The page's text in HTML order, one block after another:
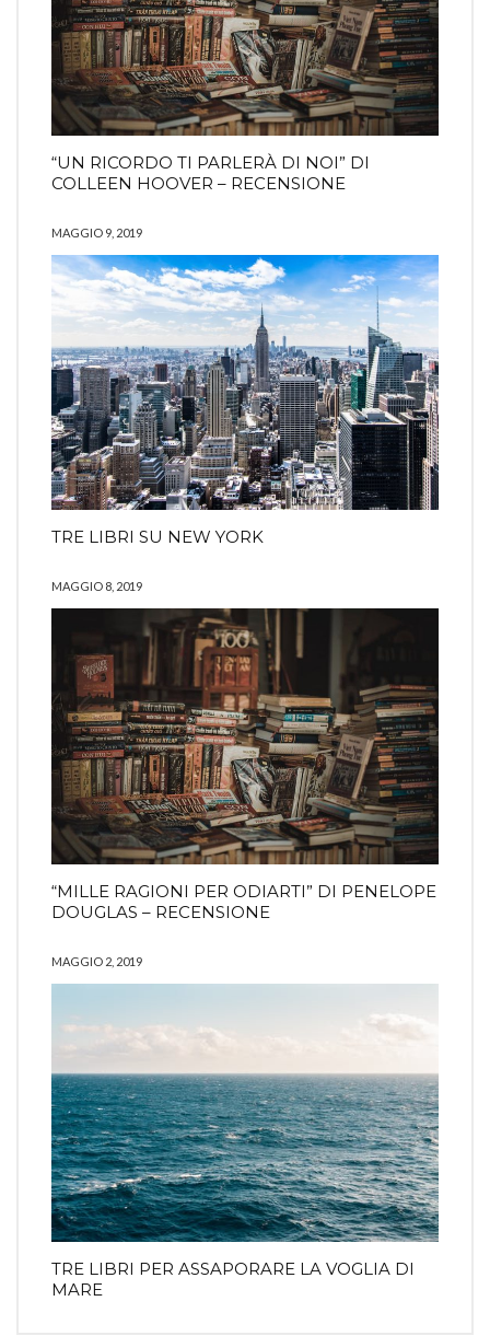
“UN RICORDO TI PARLERÀ DI NOI” DI
COLLEEN HOOVER – RECENSIONE
MAGGIO 9, 2019
TRE LIBRI SU NEW YORK
MAGGIO 8, 2019
“MILLE RAGIONI PER ODIARTI” DI PENELOPE
DOUGLAS – RECENSIONE
MAGGIO 2, 2019
TRE LIBRI PER ASSAPORARE LA VOGLIA DI
MARE